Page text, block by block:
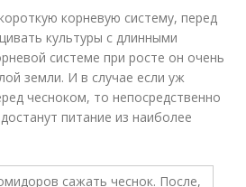
корневую систему, перед
культуры с длинными
системе при росте он очень
земли. И в случае если уж
чесноком, то непосредственно
питание из наиболее